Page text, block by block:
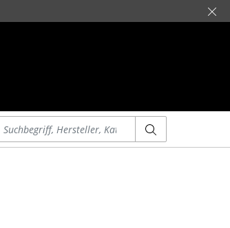
Einen Suchbegriff eingeben